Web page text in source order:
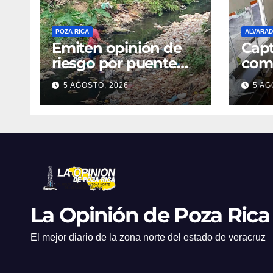
POZA RICA
Emiten opinión de
riesgo por puente
colapsado en la MAC
5 AGOSTO, 2026 5
La Opinión de Poza Rica
El mejor diario de la zona norte del estado de veracruz